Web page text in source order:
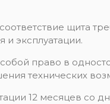
соответствие щита
и эксплуатации.
собой право в
технических
12 месяцев со